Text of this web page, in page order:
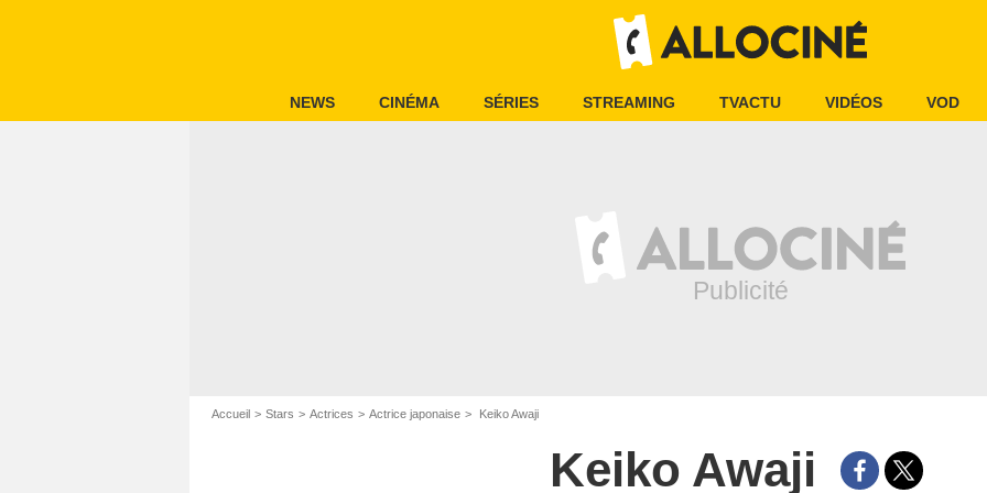
NEWS CINÉMA SÉRIES STREAMING TVACTU VIDÉOS VOD
Accueil Stars Actrices Actrice japonaise Keiko Awaji
Keiko Awaji